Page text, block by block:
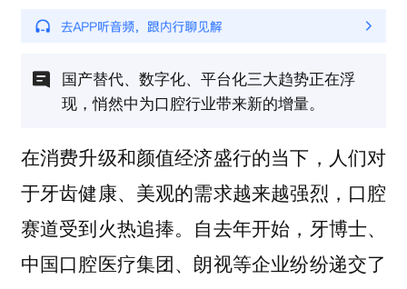
国产替代、数字化、平台化三大趋势正在浮
现，悄然中为口腔行业带来新的增量。
在消费升级和颜值经济盛行的当下，人们对
于牙齿健康、美观的需求越来越强烈，口腔
赛道受到火热追捧。自去年开始，牙博士、
中国口腔医疗集团、朗视等企业纷纷递交了